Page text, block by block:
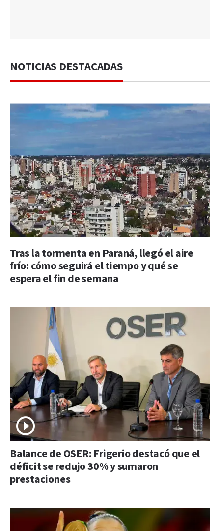
NOTICIAS DESTACADAS
Tras la tormenta en Paraná, llegó el aire
frío: cómo seguirá el tiempo y qué se
espera el fin de semana
Balance de OSER: Frigerio destacó que el
déficit se redujo 30% y sumaron
prestaciones